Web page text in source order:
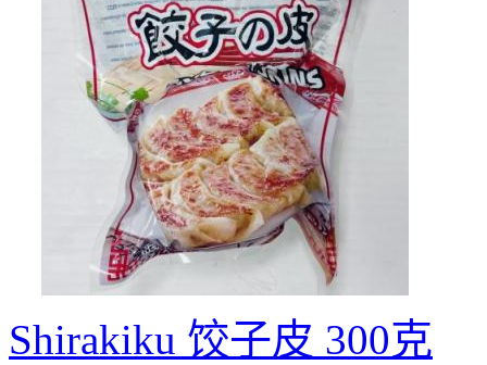
Shirakiku 饺子皮 300克